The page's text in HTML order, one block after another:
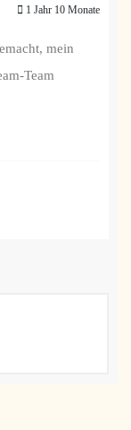
1 Jahr 10 Monate
mein
Team